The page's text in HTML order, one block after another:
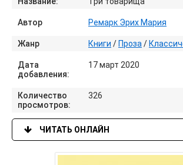
Автор Ремарк Эрих Мария
Жанр Книги / Проза /
Дата
добавления:
17 март 2020
Количество
просмотров:
326
ЧИТАТЬ ОНЛАЙН